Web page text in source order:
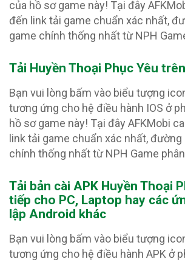
của hồ sơ game này! Tại đây
đến link tải game chuẩn xác nhất,
game chính thống nhất từ NPH
Tải Huyền Thoại Phục Yêu
Bạn vui lòng bấm vào biểu tượng
tương ứng cho hệ điều hành IOS ở
hồ sơ game này! Tại đây AFKMobi
link tải game chuẩn xác nhất,
chính thống nhất từ NPH Game
Tải bản cài APK Huyền Thoại
tiếp cho PC, Laptop hay các
lập Android khác
Bạn vui lòng bấm vào biểu tượng
tương ứng cho hệ điều hành APK ở